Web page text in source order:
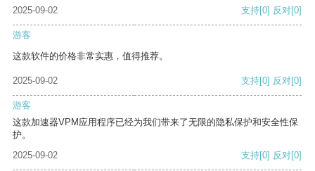
2025-09-02 支持[0] 反对[0]
游客
这款软件的价格非常实惠，值得推荐。
2025-09-02 支持[0] 反对[0]
游客
这款加速器VPM应用程序已经为我们带来了无限的隐私保护和安全性保
护。
2025-09-02
支持[0] 反对[0]